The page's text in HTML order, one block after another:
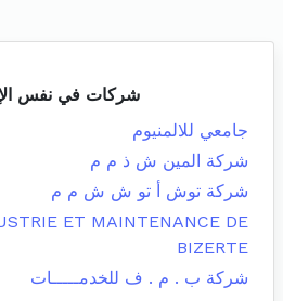
شركات في نفس
جامعي للالمنيوم
شركة المين ش ذ م م
شركة توش أ تو ش ش م م
ET MAINTENANCE DE
BIZERTE
شركة ب . م . ف للخدمـــــات